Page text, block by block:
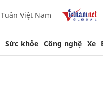
Tuần Việt Nam
Sức khỏe Công nghệ Xe